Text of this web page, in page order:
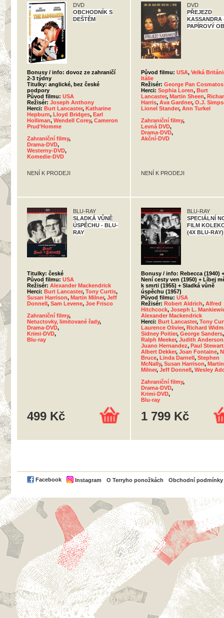
DVD
OBCHODNÍK S
DEŠTĚM
Bonusy / info: dovoz ze zahraničí
2-3 týdny
Titulky: anglické, bez české
podpory
Původ filmu: USA
Režisér: Joseph Anthony
Herci: Burt Lancaster, Katharine
Hepburn, Lloyd Bridges, Earl
Holliman, Wendell Corey, Cameron
Prud'Homme
Zahraniční filmy,
Drama-DVD,
Westerny-DVD,
Komedie-DVD
NENÍ K PRODEJI
DVD
PŘEJEZD
KASSANDRA
PAPÍROVÝ
Původ filmu: USA, Velká
Itálie
Režisér: George Pan Cosmatos
Herci: Sophia Loren, Burt
Lancaster, Martin Sheen,
Harris, Ava Gardner, O.J.
Lionel Stander, Ann Turkel
Zahraniční filmy,
Levná DVD,
Drama-DVD,
Akční-DVD
NENÍ K PRODEJI
BLU-RAY
SLADKÁ VŮNĚ
ÚSPĚCHU - BLU-
RAY
Titulky: české
Původ filmu: USA
Režisér: Alexander Mackendrick
Herci: Burt Lancaster, Tony Curtis,
Susan Harrison, Martin Milner, Jeff
Donnell, Sam Levene, Joe Frisco
Zahraniční filmy,
Netuctovky, limitované řady,
Drama-DVD,
Krimi-DVD,
Blu-ray
499 Kč
BLU-RAY
SPECIÁLNÍ
FILM
(4X BLU-RAY)
Bonusy / info: Rebecca (1940) +
Není cesty ven (1950) + Líbej
k smrti (1955) + Sladká vůně
úspěchu (1957)
Původ filmu: USA
Režisér: Robert Aldrich, Alfred
Hitchcock, Joseph L.
Alexander Mackendrick
Herci: Burt Lancaster, Tony
Laurence Olivier, Richard
Sidney Poitier, George Sanders,
Ralph Meeker, Judith Anderson
Juano Hernandez, Paul Stewart
Albert Dekker, Joan Fontaine,
Bruce, Linda Darnell, Stephen
McNally, Susan Harrison, Martin
Milner, Jeff Donnell, Wesley
Zahraniční filmy,
Drama-DVD,
Krimi-DVD,
Blu-ray
1 799 Kč
Facebook Instagram O Terryho ponožkách Obchodní podmínky
PayPal